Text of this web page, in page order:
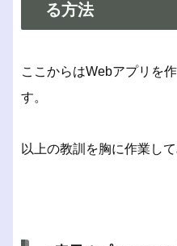
る方法
ここからはWebアプリを
す。
以上の教訓を胸に作業して